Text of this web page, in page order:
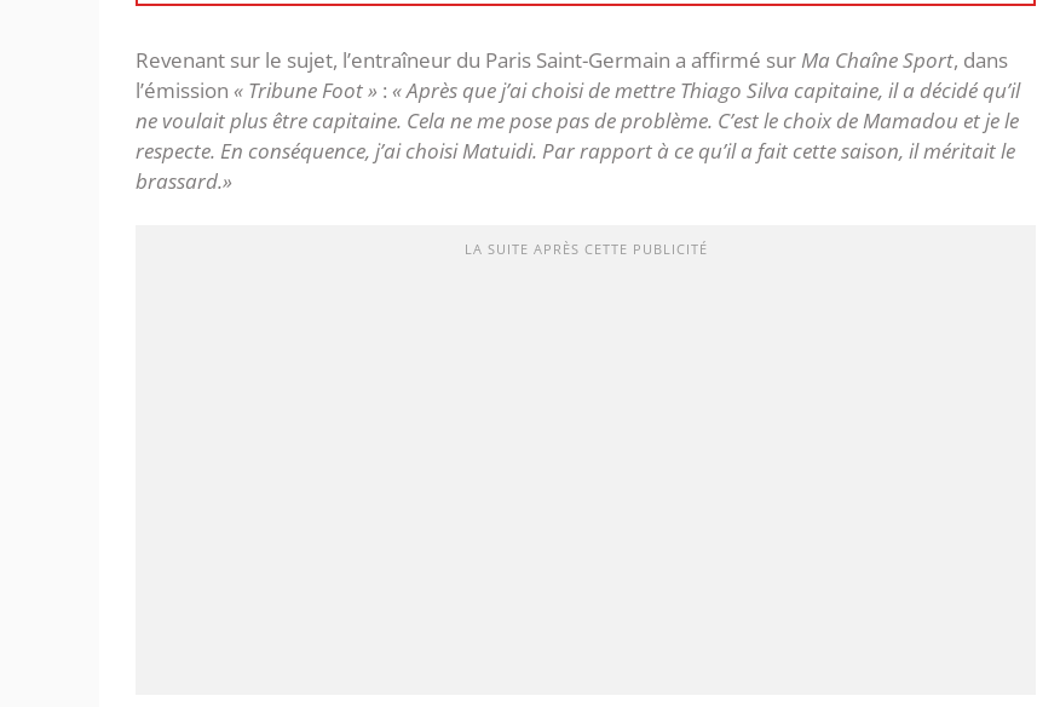
Revenant sur le sujet, l’entraîneur du Paris Saint-Germain a affirmé surMa Chaîne Sport, dans
l’émission « Tribune Foot » : « Après que j’ai choisi de mettre Thiago Silva capitaine, il a décidé qu’il
ne voulait plus être capitaine. Cela ne me pose pas de problème. C’est le choix de Mamadou et je le
respecte. En conséquence, j’ai choisi Matuidi. Par rapport à ce qu’il a fait cette saison, il méritait le
brassard.»
LA SUITE APRÈS CETTE PUBLICITÉ